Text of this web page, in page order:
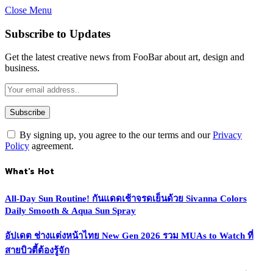
Close Menu
Subscribe to Updates
Get the latest creative news from FooBar about art, design and
business.
By signing up, you agree to the our terms and ourPrivacy
Policy agreement.
What's Hot
All-Day Sun Routine! กันแดดเช้าจรดเย็นด้วย Sivanna Colors
Daily Smooth & Aqua Sun Spray
อัปเดต ช่างแต่งหน้าไทย New Gen 2026 รวม MUAs to Watch ที่
สายบิวตี้ต้องรู้จัก